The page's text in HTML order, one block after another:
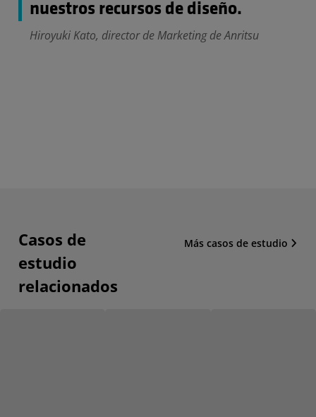
nuestros recursos de diseño.
Hiroyuki Kato, director de Marketing de Anritsu
Casos de
estudio
relacionados
Más casos de estudio